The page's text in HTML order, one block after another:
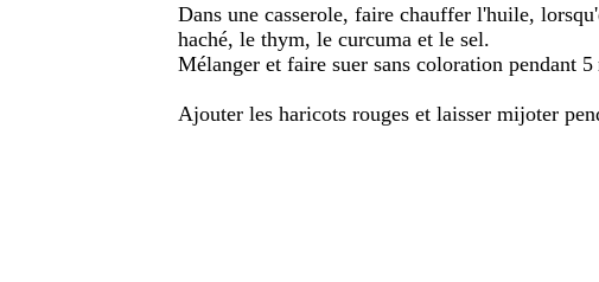
Dans une casserole, faire chauffer l'huile,
haché, le thym, le curcuma et le sel.
Mélanger et faire suer sans coloration pendant 5
Ajouter les haricots rouges et laisser mijoter